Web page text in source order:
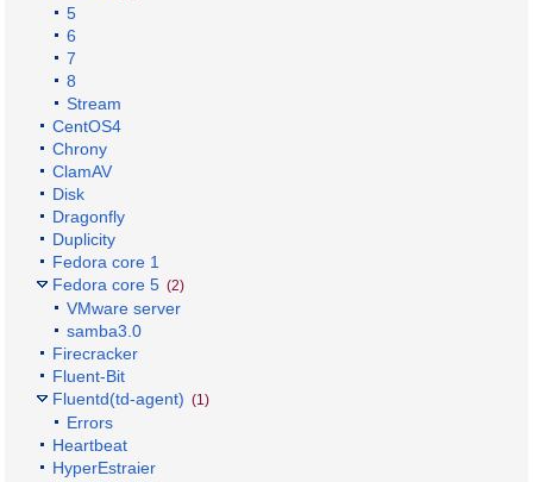
5
6
7
8
Stream
CentOS4
Chrony
ClamAV
Disk
Dragonfly
Duplicity
Fedora core 1
Fedora core 5 (2)
VMware server
samba3.0
Firecracker
Fluent-Bit
Fluentd(td-agent) (1)
Errors
Heartbeat
HyperEstraier